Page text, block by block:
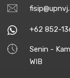
+62 852-
Senin -
WIB